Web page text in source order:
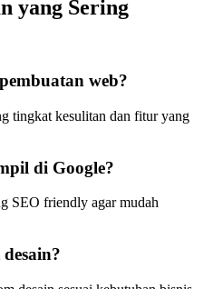
yang Sering
web?
tingkat kesulitan dan fitur yang
di Google?
SEO friendly agar mudah